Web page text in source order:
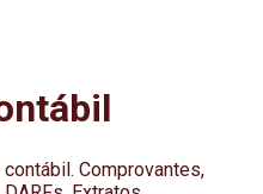
Comprovantes,